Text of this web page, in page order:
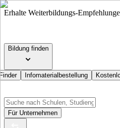
Erhalte Weiterbildungs-
Bildung finden
Infomaterialbestellung
Für Unternehmen